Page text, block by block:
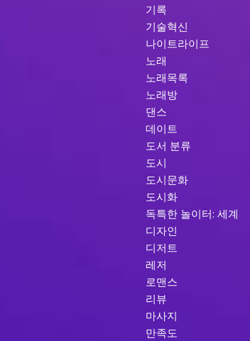
기록
기술혁신
나이트라이프
노래
노래목록
노래방
댄스
데이트
도서 분류
도시
도시문화
도시화
독특한 놀이터: 세계
디자인
디저트
레저
로맨스
리뷰
마사지
만족도